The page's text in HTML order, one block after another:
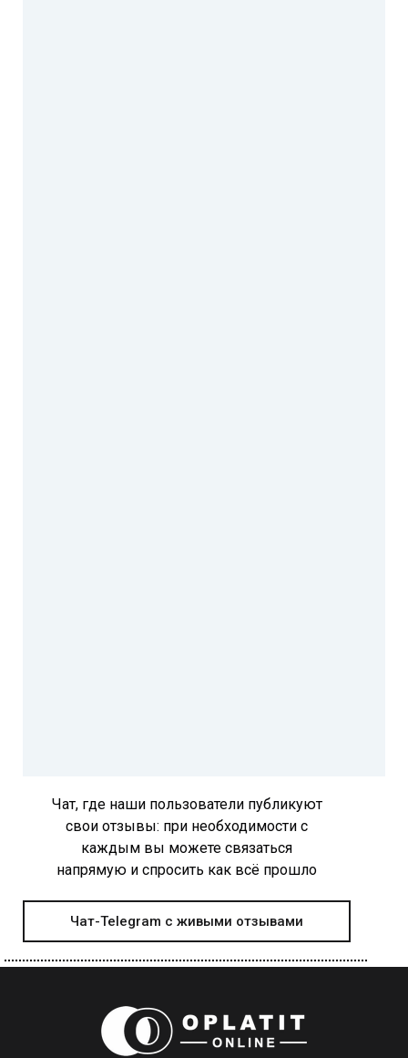
Чат, где наши пользователи публикуют
свои отзывы: при необходимости с
каждым вы можете связаться
напрямую и спросить как всё прошло
Чат-Telegram с живыми отзывами